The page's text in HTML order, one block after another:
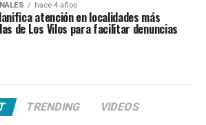
hace 4 años
atención en localidades más
de Los Vilos para facilitar denuncias
TRENDING VIDEOS